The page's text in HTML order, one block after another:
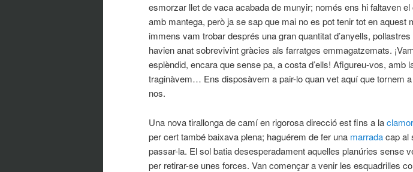
esmorzar llet de vaca acabada de munyir; només ens hi faltaven
amb mantega, però ja se sap que mai no es pot tenir tot en aquest
immens vam trobar després una gran quantitat d’anyells,
havien anat sobrevivint gràcies als farratges emmagatzemats.
esplèndid, encara que sense pa, a costa d’ells! Afigureu-vos, amb
traginàvem… Ens disposàvem a pair-lo quan vet aquí que tornem
nos.
Una nova tirallonga de camí en rigorosa direcció est fins a laclamor
per cert també baixava plena; haguérem de fer una marradacap al
passar-la. El sol batia desesperadament aquelles planúries sense
per retirar-se unes forces. Van començar a venir les esquadrilles